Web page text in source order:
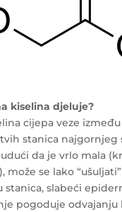
kiselina djeluje?
cijepa veze
stanica najgornjeg
da je vrlo mala
može se lako
stanica, slabeći
pogoduje odvajanju